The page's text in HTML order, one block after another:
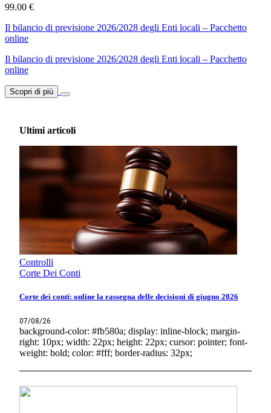
99.00 €
Il bilancio di previsione 2026/2028 degli Enti locali – Pacchetto
online
Il bilancio di previsione 2026/2028 degli Enti locali – Pacchetto
online
Scopri di più
Ultimi articoli
Controlli
Corte Dei Conti
Corte dei conti: online la rassegna delle decisioni di giugno 2026
07/08/26
background-color: #fb580a; display: inline-block; margin-
right: 10px; width: 22px; height: 22px; cursor: pointer; font-
weight: bold; color: #fff; border-radius: 32px;